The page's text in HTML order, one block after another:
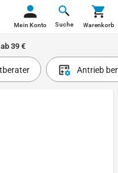
Suche
Mein Konto Warenkorb
39 €
Antrieb